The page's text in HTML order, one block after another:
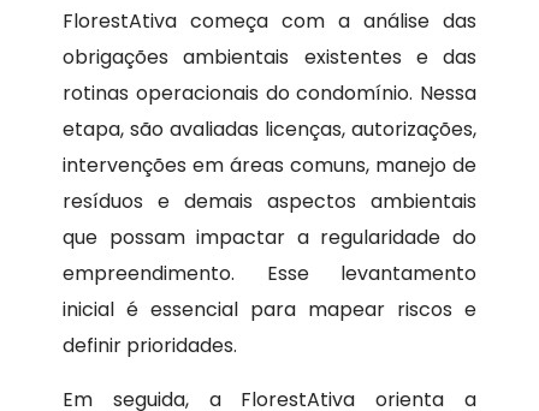
FlorestAtiva começa com a análise das
obrigações ambientais existentes e das
rotinas operacionais do condomínio. Nessa
etapa, são avaliadas licenças, autorizações,
intervenções em áreas comuns, manejo de
resíduos e demais aspectos ambientais
que possam impactar a regularidade do
empreendimento. Esse levantamento
inicial é essencial para mapear riscos e
definir prioridades.
Em seguida, a FlorestAtiva orienta a